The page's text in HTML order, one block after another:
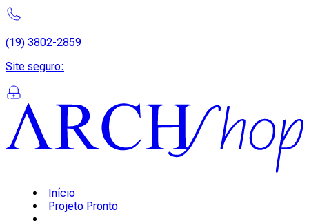
(19) 3802-2859
Site seguro:
Início
Projeto Pronto